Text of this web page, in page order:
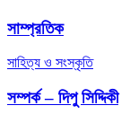
সাম্প্রতিক
সাহিত্য ও সংস্কৃতি
সম্পর্ক – দিপু সিদ্দিকী